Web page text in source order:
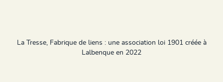
La Tresse, Fabrique de liens : une association loi 1901 créée à
Lalbenque en 2022